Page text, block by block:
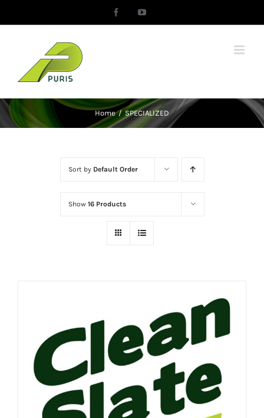
to
FacebookYouTube
Home / SPECIALIZED
Sort by Default Order
Show 16 Products